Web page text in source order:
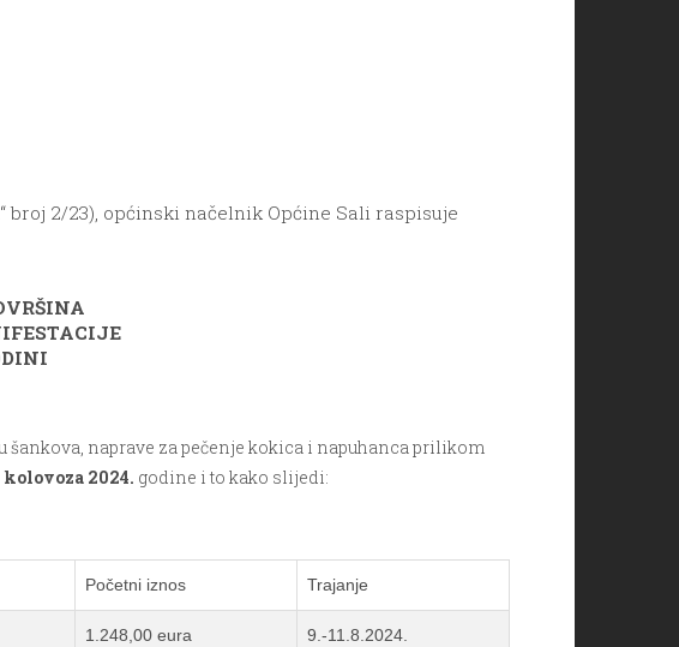
broj 2/23), općinski načelnik Općine Sali raspisuje
šankova, naprave za pečenje kokica i napuhanca prilikom
kolovoza 2024. godine i to kako slijedi:
Početni iznos Trajanje
1.248,00 eura 9.-11.8.2024.